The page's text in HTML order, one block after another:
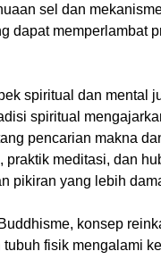
sel dan
dapat memperlambat
spiritual dan mental
spiritual
pencarian makna
praktik meditasi, dan
pikiran yang lebih
konsep
fisik mengalami